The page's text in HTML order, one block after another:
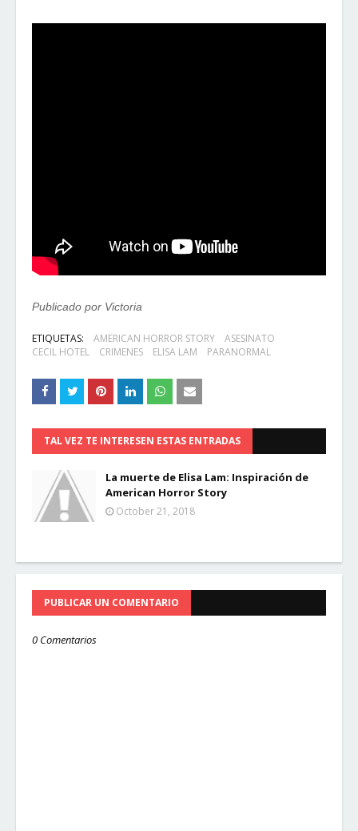
Publicado por Victoria
ETIQUETAS: AMERICAN HORROR STORY
ASESINATO
CECIL HOTEL
CRIMENES ELISA LAM PARANORMAL
TAL VEZ TE INTERESEN ESTAS ENTRADAS
La muerte de Elisa Lam: Inspiración de
American Horror Story
October 21, 2018
PUBLICAR UN COMENTARIO
0 Comentarios